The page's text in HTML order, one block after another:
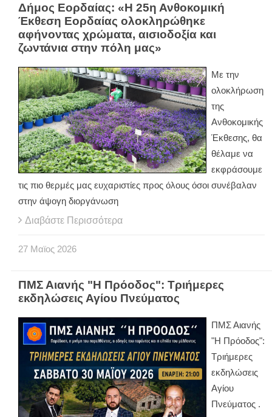
Δήμος Εορδαίας: «Η 25η Ανθοκομική
Έκθεση Εορδαίας ολοκληρώθηκε
αφήνοντας χρώματα, αισιοδοξία και
ζωντάνια στην πόλη μας»
Με την
ολοκλήρωση
της
Ανθοκομικής
Έκθεσης, θα
θέλαμε να
εκφράσουμε
τις πιο θερμές μας ευχαριστίες προς όλους όσοι συνέβαλαν
στην άψογη διοργάνωση
Διαβάστε Περισσότερα
27 Μαϊος 2026
ΠΜΣ Αιανής "Η Πρόοδος": Τριήμερες
εκδηλώσεις Αγίου Πνεύματος
ΠΜΣ Αιανής
"Η Πρόοδος":
Τριήμερες
εκδηλώσεις
Αγίου
Πνεύματος .